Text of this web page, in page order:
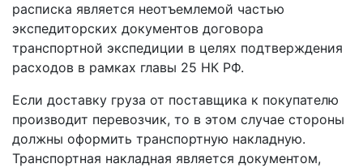
расписка является неотъемлемой частью
экспедиторских документов договора
транспортной экспедиции в целях подтверждения
расходов в рамках главы 25 НК РФ.
Если доставку груза от поставщика к покупателю
производит перевозчик, то в этом случае стороны
должны оформить транспортную накладную.
Транспортная накладная является документом,